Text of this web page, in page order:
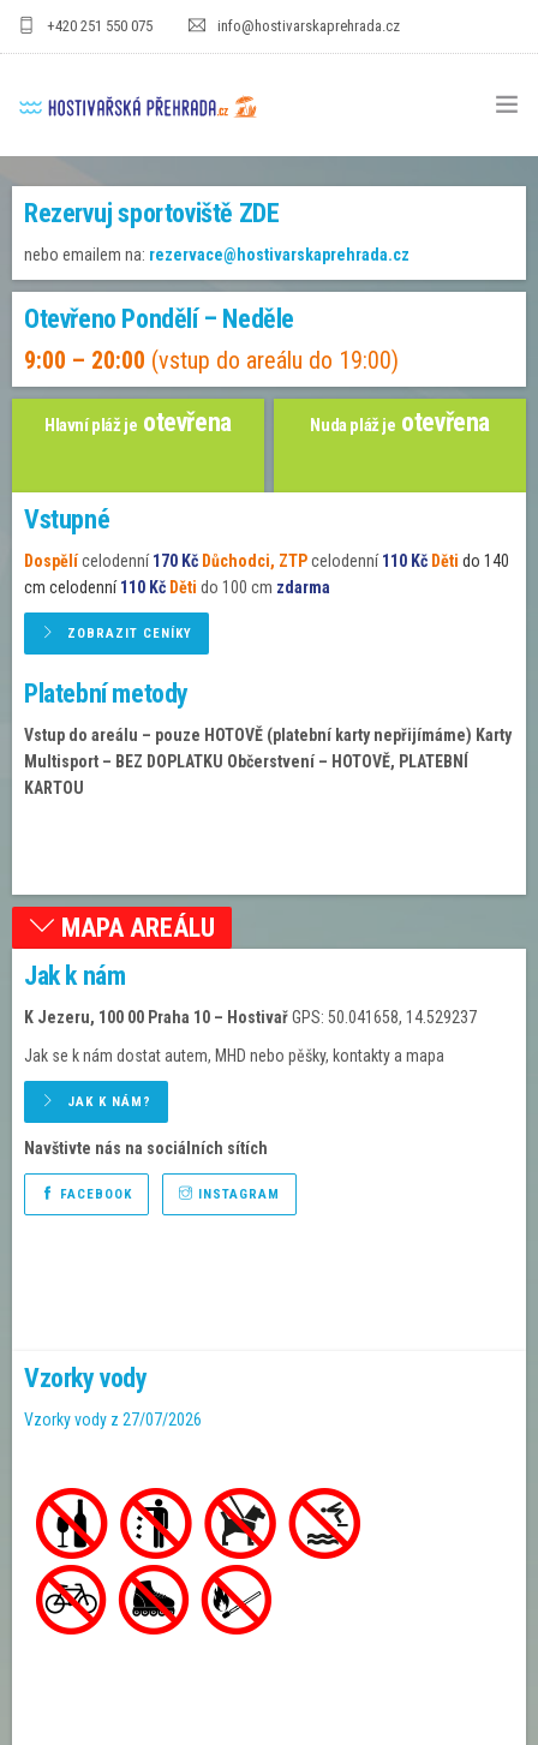
+420 251 550 075 info@hostivarskaprehrada.cz
PROGRAM
GALERIE
KONTAKTY
Rezervuj sportoviště ZDE
nebo emailem na: rezervace@hostivarskaprehrada.cz
Otevřeno Pondělí – Neděle
9:00 – 20:00 (vstup do areálu do 19:00)
Hlavní pláž je otevřena Nuda pláž je otevřena
Vstupné
Dospělícelodenní170 Kč Důchodci, ZTPcelodenní110 Kč Děti do 140
cm celodenní 110 Kč Děti do 100 cm zdarma
ZOBRAZIT CENÍKY
Platební metody
Vstup do areálu – pouze HOTOVĚ (platební karty nepřijímáme) Karty
Multisport – BEZ DOPLATKU Občerstvení – HOTOVĚ, PLATEBNÍ
KARTOU
MAPA AREÁLU
Jak k nám
K Jezeru, 100 00 Praha 10 – HostivařGPS: 50.041658, 14.529237
Jak se k nám dostat autem, MHD nebo pěšky, kontakty a mapa
JAK K NÁM?
Navštivte nás na sociálních sítích
FACEBOOK INSTAGRAM
Vzorky vody
Vzorky vody z 27/07/2026